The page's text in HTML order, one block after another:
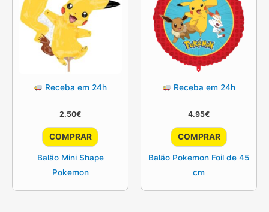
Receba em 24h
2.50€
COMPRAR
Balão Mini Shape
Pokemon
Receba em 24h
4.95€
COMPRAR
Balão Pokemon Foil de 45
cm